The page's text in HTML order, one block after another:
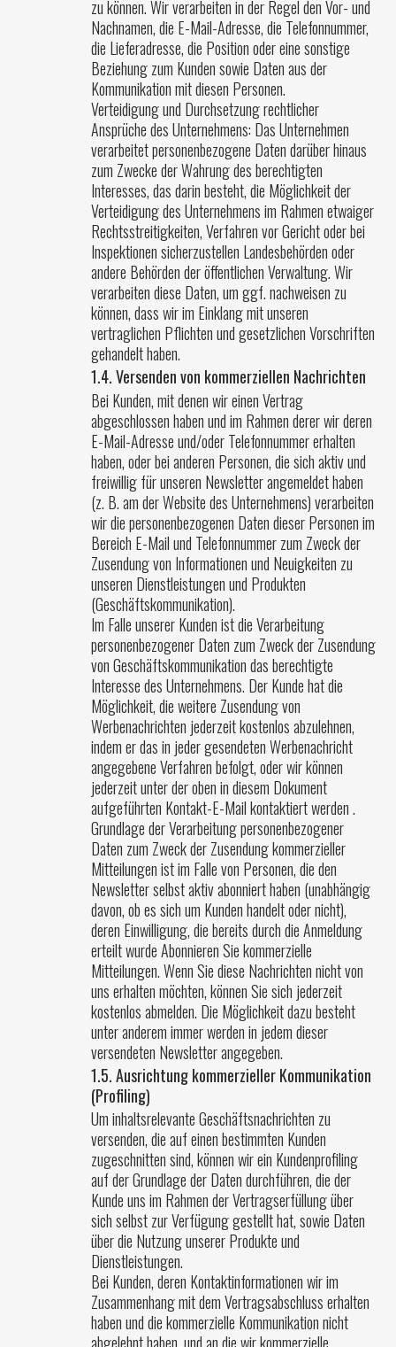
zu können. Wir verarbeiten in der Regel den Vor- und
Nachnamen, die E-Mail-Adresse, die Telefonnummer,
die Lieferadresse, die Position oder eine sonstige
Beziehung zum Kunden sowie Daten aus der
Kommunikation mit diesen Personen.
Verteidigung und Durchsetzung rechtlicher
Ansprüche des Unternehmens: Das Unternehmen
verarbeitet personenbezogene Daten darüber hinaus
zum Zwecke der Wahrung des berechtigten
Interesses, das darin besteht, die Möglichkeit der
Verteidigung des Unternehmens im Rahmen etwaiger
Rechtsstreitigkeiten, Verfahren vor Gericht oder bei
Inspektionen sicherzustellen Landesbehörden oder
andere Behörden der öffentlichen Verwaltung. Wir
verarbeiten diese Daten, um ggf. nachweisen zu
können, dass wir im Einklang mit unseren
vertraglichen Pflichten und gesetzlichen Vorschriften
gehandelt haben.
1.4. Versenden von kommerziellen Nachrichten
Bei Kunden, mit denen wir einen Vertrag
abgeschlossen haben und im Rahmen derer wir deren
E-Mail-Adresse und/oder Telefonnummer erhalten
haben, oder bei anderen Personen, die sich aktiv und
freiwillig für unseren Newsletter angemeldet haben
(z. B. am der Website des Unternehmens) verarbeiten
wir die personenbezogenen Daten dieser Personen im
Bereich E-Mail und Telefonnummer zum Zweck der
Zusendung von Informationen und Neuigkeiten zu
unseren Dienstleistungen und Produkten
(Geschäftskommunikation).
Im Falle unserer Kunden ist die Verarbeitung
personenbezogener Daten zum Zweck der Zusendung
von Geschäftskommunikation das berechtigte
Interesse des Unternehmens. Der Kunde hat die
Möglichkeit, die weitere Zusendung von
Werbenachrichten jederzeit kostenlos abzulehnen,
indem er das in jeder gesendeten Werbenachricht
angegebene Verfahren befolgt, oder wir können
jederzeit unter der oben in diesem Dokument
aufgeführten Kontakt-E-Mail kontaktiert werden .
Grundlage der Verarbeitung personenbezogener
Daten zum Zweck der Zusendung kommerzieller
Mitteilungen ist im Falle von Personen, die den
Newsletter selbst aktiv abonniert haben (unabhängig
davon, ob es sich um Kunden handelt oder nicht),
deren Einwilligung, die bereits durch die Anmeldung
erteilt wurde Abonnieren Sie kommerzielle
Mitteilungen. Wenn Sie diese Nachrichten nicht von
uns erhalten möchten, können Sie sich jederzeit
kostenlos abmelden. Die Möglichkeit dazu besteht
unter anderem immer werden in jedem dieser
versendeten Newsletter angegeben.
1.5. Ausrichtung kommerzieller Kommunikation
(Profiling)
Um inhaltsrelevante Geschäftsnachrichten zu
versenden, die auf einen bestimmten Kunden
zugeschnitten sind, können wir ein Kundenprofiling
auf der Grundlage der Daten durchführen, die der
Kunde uns im Rahmen der Vertragserfüllung über
sich selbst zur Verfügung gestellt hat, sowie Daten
über die Nutzung unserer Produkte und
Dienstleistungen.
Bei Kunden, deren Kontaktinformationen wir im
Zusammenhang mit dem Vertragsabschluss erhalten
haben und die kommerzielle Kommunikation nicht